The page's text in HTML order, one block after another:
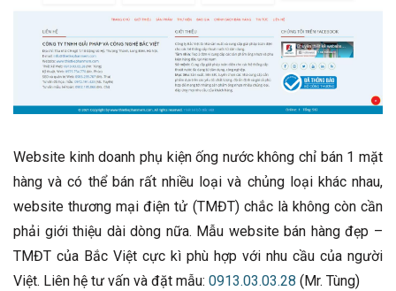
Website kinh doanh phụ kiện ống nước không chỉ bán 1 mặt
hàng và có thể bán rất nhiều loại và chủng loại khác nhau,
website thương mại điện tử (TMĐT) chắc là không còn cần
phải giới thiệu dài dòng nữa. Mẫu website bán hàng đẹp –
TMĐT của Bắc Việt cực kì phù hợp với nhu cầu của người
Việt. Liên hệ tư vấn và đặt mẫu: 0913.03.03.28 (Mr. Tùng)